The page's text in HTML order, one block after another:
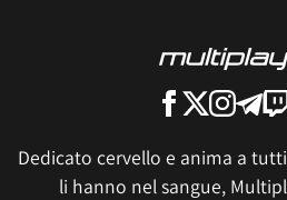
Dedicato cervello e anima a
li hanno nel sangue,